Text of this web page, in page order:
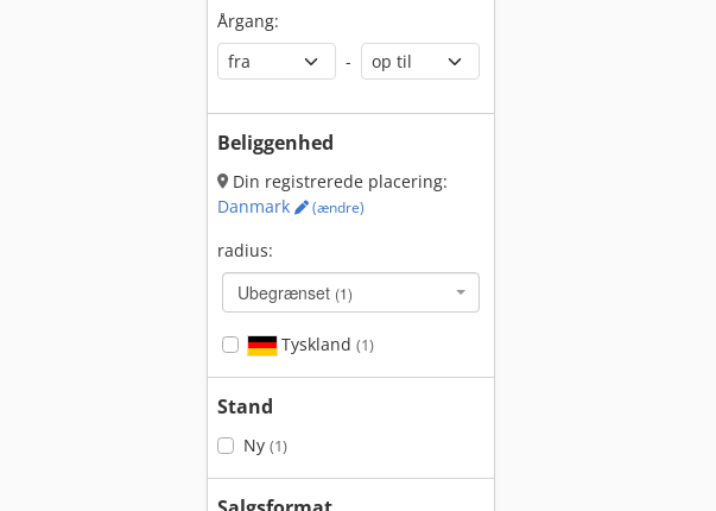
Årgang:
-
Beliggenhed
Din registrerede placering:
Danmark
(ændre)
radius:
Ubegrænset (1)
Tyskland (1)
Stand
Ny (1)